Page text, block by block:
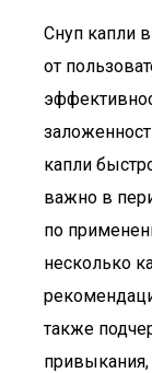
Снуп капли
от
капли
важно в
по
несколько
также